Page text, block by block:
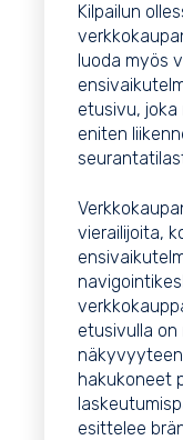
Kilpailun
luoda myös
etusivu, joka
eniten
vierailijoita,
etusivulla
hakukoneet
esittelee